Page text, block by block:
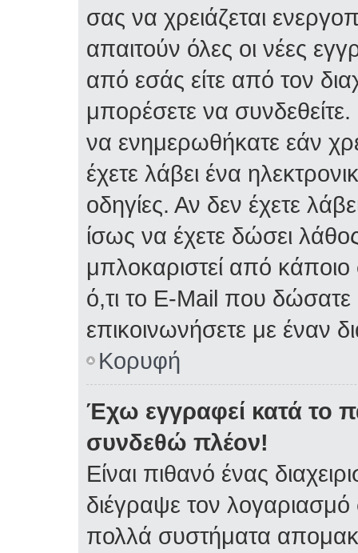
σας να χρειάζεται
απαιτούν όλες οι νέες
από εσάς είτε από τον
μπορέσετε να
να ενημερωθήκατε εάν
έχετε λάβει ένα
οδηγίες. Αν δεν έχετε
ίσως να έχετε δώσει
μπλοκαριστεί από
ό,τι το E-Mail που
επικοινωνήσετε με έναν
Κορυφή
Έχω εγγραφεί κατά το
συνδεθώ πλέον!
Είναι πιθανό ένας
διέγραψε τον
πολλά συστήματα